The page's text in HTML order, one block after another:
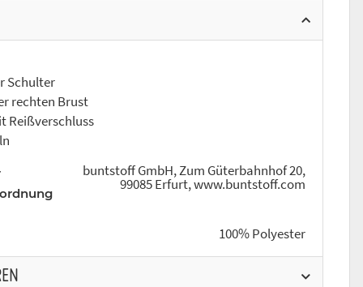
Schulter
rechten Brust
Reißverschluss
buntstoff GmbH, Zum Güterbahnhof 20,
99085 Erfurt, www.buntstoff.com
100% Polyester